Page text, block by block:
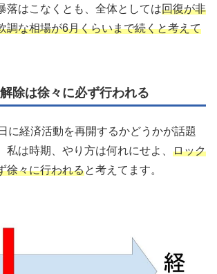
落はこなくとも、全体としては回復が非
調な相場が6月くらいまで続くと考えて
除は徐々に必ず行われる
に経済活動を再開するかどうかが話題
私は時期、やり方は何れにせよ、 ロック
徐々に行われると考えてます。